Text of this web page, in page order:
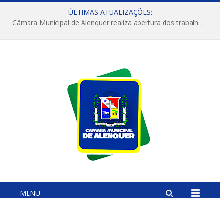
ÚLTIMAS ATUALIZAÇÕES:
Câmara Municipal de Alenquer realiza abertura dos trabalhos do 4º Período Legislativo
MENU